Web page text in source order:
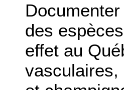
des
effet au
vasculaires,